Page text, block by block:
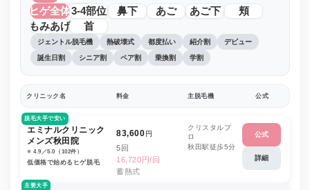
ヒゲ全体3-4部位 鼻下 あご あご下
頬
もみあげ
首
ジェントル脱毛機 熱破壊式 都度払い 紹介割 デビュー
誕生日割 シニア割 ペア割 乗換割 学割
クリニック名 料金 主脱毛機 公式
脱毛大手で安い
エミナルクリニック
メンズ秋田院
⭐️ 4.9／5.0（102件）
低価格で始めるヒゲ脱毛
83,600円
5回
16,720円/回
蓄熱式
クリスタルプ
ロ
秋田駅徒歩5分
公式
詳細
主要大手